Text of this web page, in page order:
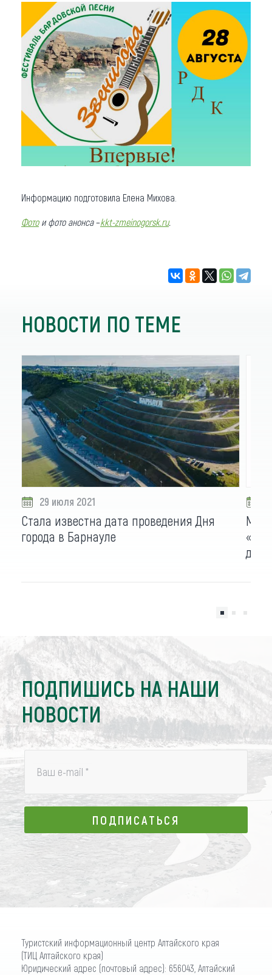
Информацию подготовила Елена Михова.
Фотои фото анонса–kkt-zmeinogorsk.ru.
НОВОСТИ ПО ТЕМЕ
29 июля 2021
Стала известна дата проведения Дня
города в Барнауле
ПОДПИШИСЬ НА НАШИ
НОВОСТИ
Ваш e-mail *
ПОДПИСАТЬСЯ
ПОДПИСАТЬСЯ
Туристский информационный центр Алтайского края
(ТИЦ Алтайского края)
Юридический адрес (почтовый адрес): 656043, Алтайский